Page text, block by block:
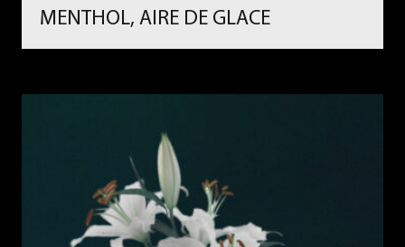
MENTHOL, AIRE DE GLACE